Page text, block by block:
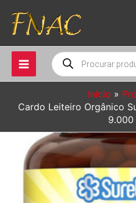
para
conteúdo
Pesquisar
produtos
Início
Cardo Leiteiro Orgânico
9.000